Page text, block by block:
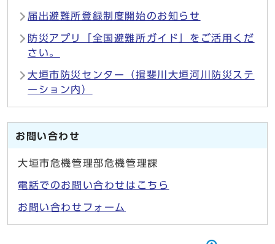
届出避難所登録制度開始のお知らせ
防災アプリ「全国避難所ガイド」をご活用くだ
さい。
大垣市防災センター（揖斐川大垣河川防災ステ
ーション内）
お問い合わせ
大垣市危機管理部危機管理課
電話でのお問い合わせはこちら
お問い合わせフォーム